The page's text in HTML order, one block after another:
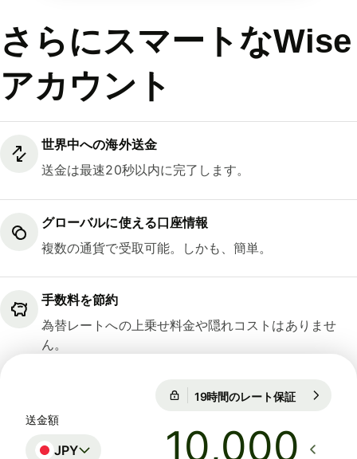
さらにスマートなWise
アカウント
世界中への海外送金
送金は最速20秒以内に完了します。
グローバルに使える口座情報
複数の通貨で受取可能。しかも、簡単。
手数料を節約
為替レートへの上乗せ料金や隠れコストはありませ
ん。
19時間のレート保証
送金額
JPY